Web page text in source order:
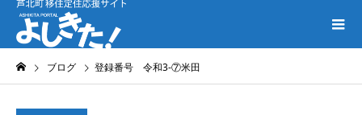
ブログ 登録番号 令和3-⑦米田